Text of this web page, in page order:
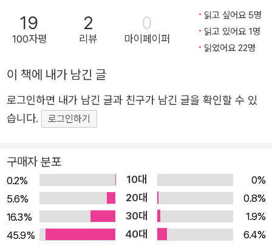
해서 내가 완전히 뒤바뀌는 건 아니야. 여전히 시끌벅적하
고, 피구를 좋아하는 아이야. 누구는 키가 크고 누구는 키가
작고, 누구는 곱슬머리이고 누구는 주근깨가 있고 누구는 안
00개의 세상이 있는 거야. 우리, 좋은 친구가 되어 보지 않
을래? 흔히 볼 수 없어도 우리 주위 어디에나 있어 ‘나’는 초
등학교 4학년이에요. 자기소개에서 알 수 있듯이 주위에서
특이하다고요? 휠체어를 타고 있으니까? 눈이 나빠서 무언
가를 보는 데 어려움이 있으면 안경을 써요. 마찬가지로,
‘나’는 걷는 데 어려움이 있어서 휠체어를 타지요. 뇌성 마비
라는 장애를 가지고 있어서, 걸을 수는 있지만 곧잘 넘어지
고 지쳐요. 그래서 밖에서는 휠체어를 타고 다녀요. 안경을
19
100자평
2
리뷰
0
마이페이퍼
읽고 싶어요 5명
읽고 있어요 1명
읽었어요 22명
이 책에 내가 남긴 글
로그인하면 내가 남긴 글과 친구가 남긴 글을 확인할 수 있
습니다.
로그인하기
구매자 분포
0.2% 10대
0%
5.6%
20대
0.8%
16.3%
30대
1.9%
45.9%
40대
6.4%